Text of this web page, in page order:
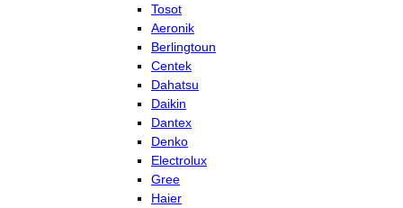
Tosot
Aeronik
Berlingtoun
Centek
Dahatsu
Daikin
Dantex
Denko
Electrolux
Gree
Haier